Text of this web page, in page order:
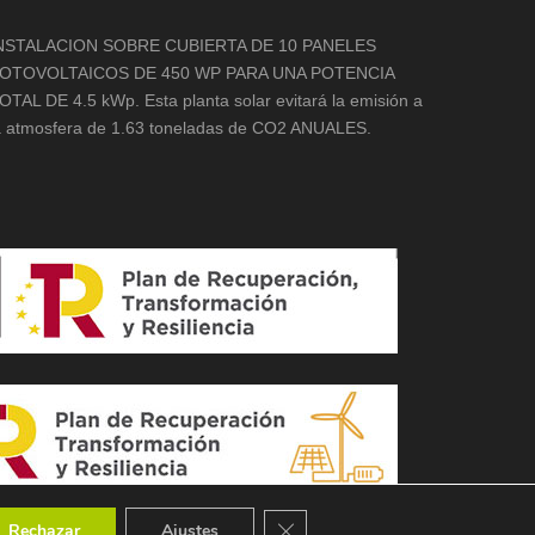
SOBRE CUBIERTA DE 10 PANELES
DE 450 WP PARA UNA POTENCIA
DE 4.5 kWp. Esta planta solar evitará la emisión a
atmosfera de 1.63 toneladas de CO2 ANUALES.
Cerrar el banner de cookies RGPD